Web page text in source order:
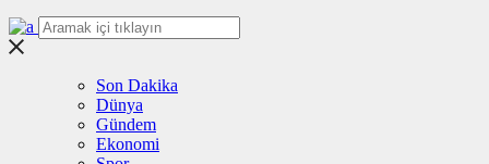
Son Dakika
Dünya
Gündem
Ekonomi